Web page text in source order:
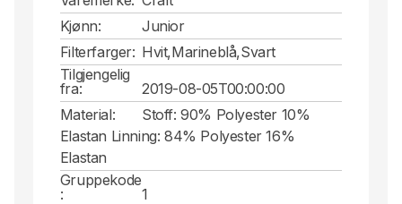
Kjønn:
Junior
Filterfarger: Hvit,Marineblå,Svart
Tilgjengelig
fra:
2019-08-05T00:00:00
Material:
Stoff: 90% Polyester 10%
Elastan Linning: 84% Polyester 16%
Elastan
Gruppekode
:
1